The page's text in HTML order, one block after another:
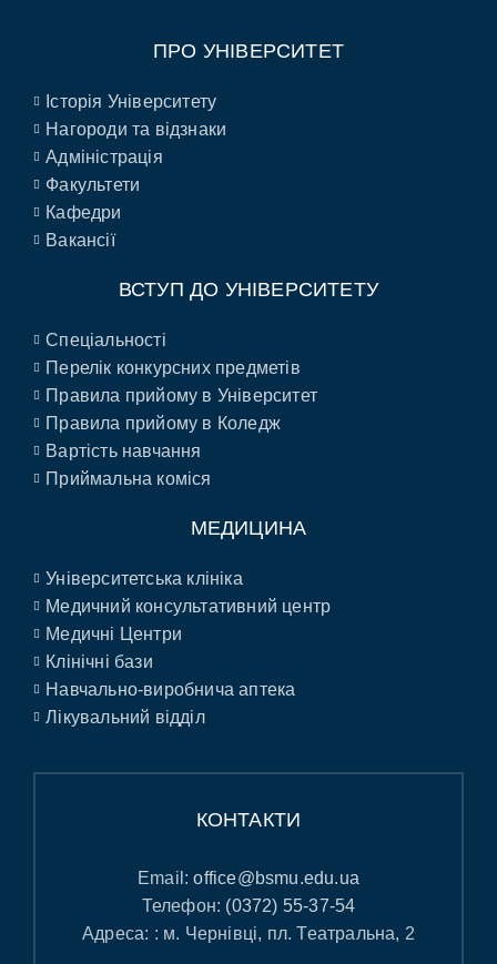
ПРО УНІВЕРСИТЕТ
Історія Університету
Нагороди та відзнаки
Адміністрація
Факультети
Кафедри
Вакансії
ВСТУП ДО УНІВЕРСИТЕТУ
Спеціальності
Перелік конкурсних предметів
Правила прийому в Університет
Правила прийому в Коледж
Вартість навчання
Приймальна коміся
МЕДИЦИНА
Університетська клініка
Медичний консультативний центр
Медичні Центри
Клінічні бази
Навчально-виробнича аптека
Лікувальний відділ
КОНТАКТИ
Email:office@bsmu.edu.ua
Телефон: (0372) 55-37-54
Адреса: : м. Чернівці, пл. Театральна, 2